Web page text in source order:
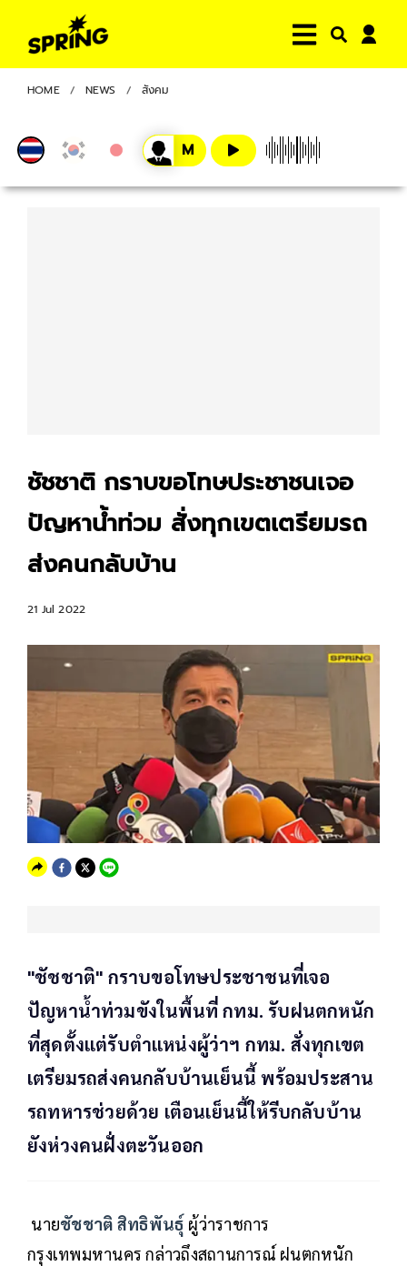
HOME NEWS สังคม
ชัชชาติ กราบขอโทษประชาชนเจอ
ปัญหาน้ำท่วม สั่งทุกเขตเตรียมรถ
ส่งคนกลับบ้าน
21 Jul 2022
"ชัชชาติ" กราบขอโทษประชาชนที่เจอ
ปัญหาน้ำท่วมขังในพื้นที่ กทม. รับฝนตกหนัก
ที่สุดตั้งแต่รับตำแหน่งผู้ว่าฯ กทม. สั่งทุกเขต
เตรียมรถส่งคนกลับบ้านเย็นนี้ พร้อมประสาน
รถทหารช่วยด้วย เตือนเย็นนี้ให้รีบกลับบ้าน
ยังห่วงคนฝั่งตะวันออก
นายชัชชาติ สิทธิพันธุ์ ผู้ว่าราชการ
กรุงเทพมหานคร กล่าวถึงสถานการณ์ ฝนตกหนัก